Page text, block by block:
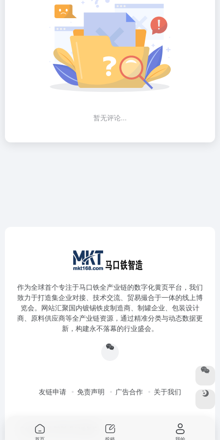
暂无评论...
作为全球首个专注于马口铁全产业链的数字化黄页平台，我们
致力于打造集企业对接、技术交流、贸易撮合于一体的线上博
览会。网站汇聚国内镀锡铁皮制造商、制罐企业、包装设计
商、原料供应商等全产业链资源，通过精准分类与动态数据更
新，构建永不落幕的行业盛会。
友链申请 免责声明 广告合作 关于我们
Copyright © 2026